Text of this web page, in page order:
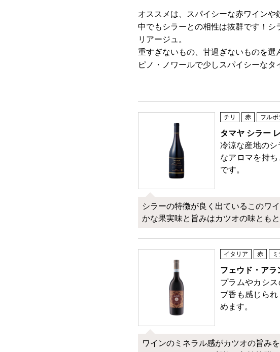
オススメは、スパイシーな赤ワインや
中でもシラーとの相性は抜群です！
リアージュ。
重すぎないもの、甘過ぎないものを選
ピノ・ノワールで少しスパイシーなタ
チリ 赤 フルボ
タマヤ シラー
冷涼な産地の
なアロマを持
です。
シラーの特徴が良く出ているこのワ
かな果実味と旨みはカツオの味とも
イタリア 赤
フェウド・アラ
プラムやカシ
ブ香も感じら
めます。
ワインのミネラル感がカツオの旨み